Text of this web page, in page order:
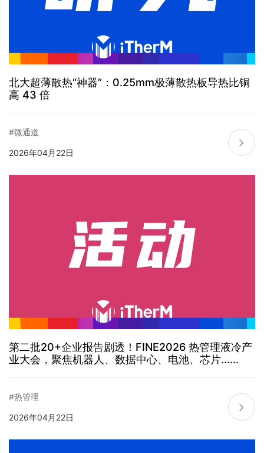
北大超薄散热“神器”：0.25mm极薄散热板导热比铜
高 43 倍
#微通道
2026年04月22日
第二批20+企业报告剧透！FINE2026 热管理液冷产
业大会，聚焦机器人、数据中心、电池、芯片......
#热管理
2026年04月22日